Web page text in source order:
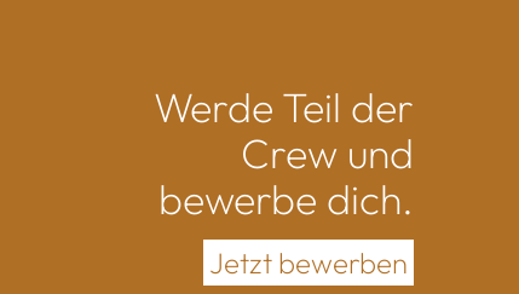
Werde Teil der
Crew und
bewerbe dich.
Jetzt bewerben